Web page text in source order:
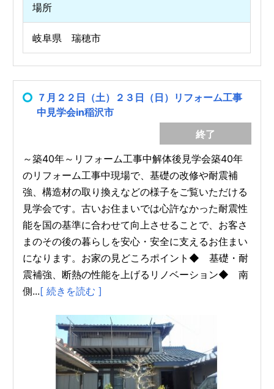
場所
岐阜県 瑞穂市
７月２２日（土）２３日（日）リフォーム工事
中見学会in稲沢市
終了
～築40年～リフォーム工事中解体後見学会築40年
のリフォーム工事中現場で、基礎の改修や耐震補
強、構造材の取り換えなどの様子をご覧いただける
見学会です。古いお住まいでは心許なかった耐震性
能を国の基準に合わせて向上させることで、お客さ
まのその後の暮らしを安心・安全に支えるお住まい
になります。お家の見どころポイント◆ 基礎・耐
震補強、断熱の性能を上げるリノベーション◆ 南
側...[ 続きを読む ]